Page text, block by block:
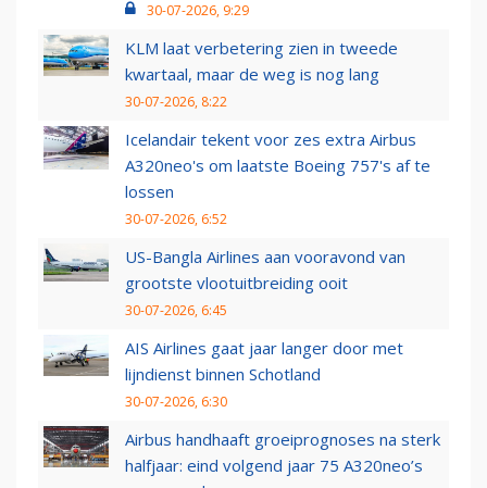
30-07-2026, 9:29
KLM laat verbetering zien in tweede
kwartaal, maar de weg is nog lang
30-07-2026, 8:22
Icelandair tekent voor zes extra Airbus
A320neo's om laatste Boeing 757's af te
lossen
30-07-2026, 6:52
US-Bangla Airlines aan vooravond van
grootste vlootuitbreiding ooit
30-07-2026, 6:45
AIS Airlines gaat jaar langer door met
lijndienst binnen Schotland
30-07-2026, 6:30
Airbus handhaaft groeiprognoses na sterk
halfjaar: eind volgend jaar 75 A320neo’s